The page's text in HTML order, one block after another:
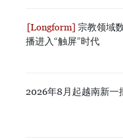
宗教领域
播进入“触屏”时代
2026年8月起越南新一